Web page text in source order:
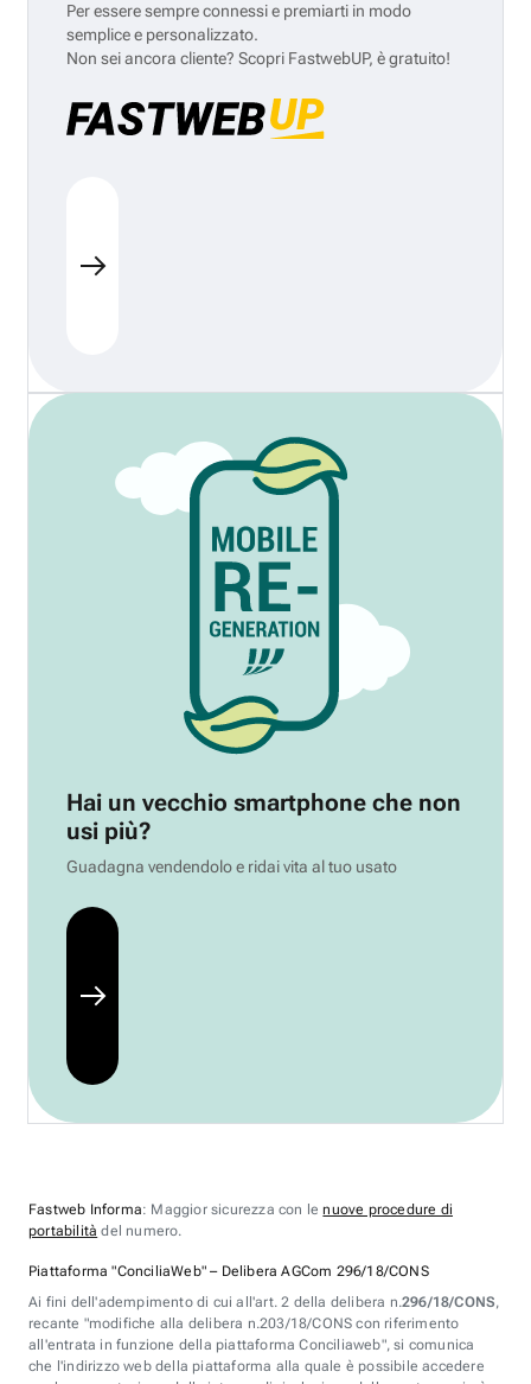
Per essere sempre connessi e premiarti in modo
semplice e personalizzato.
Non sei ancora cliente? Scopri FastwebUP, è gratuito!
Hai un vecchio smartphone che non
usi più?
Guadagna vendendolo e ridai vita al tuo usato
Fastweb Informa: Maggior sicurezza con lenuove procedure di
portabilità del numero.
Piattaforma "ConciliaWeb" – Delibera AGCom 296/18/CONS
Ai fini dell'adempimento di cui all'art. 2 della delibera n.296/18/CONS,
recante "modifiche alla delibera n.203/18/CONS con riferimento
all'entrata in funzione della piattaforma Conciliaweb", si comunica
che l'indirizzo web della piattaforma alla quale è possibile accedere